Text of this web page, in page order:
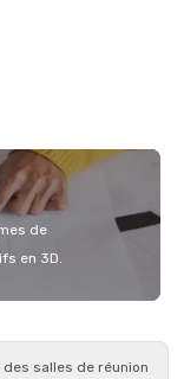
de
en 3D.
des salles de réunion